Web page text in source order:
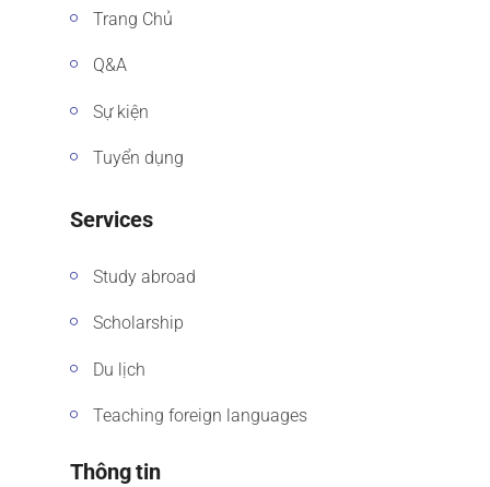
Trang Chủ
Q&A
Sự kiện
Tuyển dụng
Services
Study abroad
Scholarship
Du lịch
Teaching foreign languages
Thông tin